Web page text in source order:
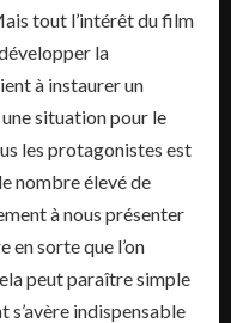
tout l’intérêt du film
la
à instaurer un
situation pour le
les protagonistes est
nombre élevé de
à nous présenter
en sorte que l’on
peut paraître simple
s’avère indispensable